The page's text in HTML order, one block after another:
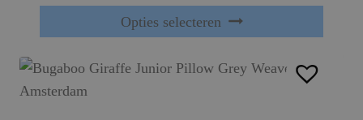
Opties selecteren
Dit product heeft meerdere variaties. Deze optie kan gekozen worden op de productpagina